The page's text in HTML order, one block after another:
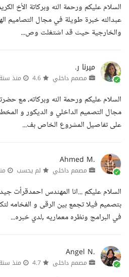
السلام عليكم ورحمة الله وبركاتة الأخ
عبدالله خبرة طويلة في مجال التصاميم
والخارجية حيث قد اشتغلت وص...
ميرنا ر.
مصمم داخلي منذ سنة
مجال التصميم الداخلي و الديكور و
على تفاصيل المشروع الخاص بف...
Ahmed M.
مصمم داخلي لم يحسب
السلام عليكم ...انا المهندس احمدقرأت
بتصميم فيلا تجمع بين الرقى و الفخامه
في البرامج ونظره معماريه ,لدي خبره...
Angel N.
مصمم داخلى منذ سنة